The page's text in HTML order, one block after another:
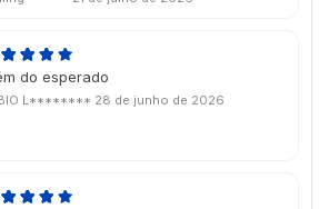
do esperado
L******** 28 de junho de 2026